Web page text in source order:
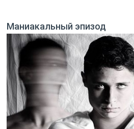
Маниакальный эпизод